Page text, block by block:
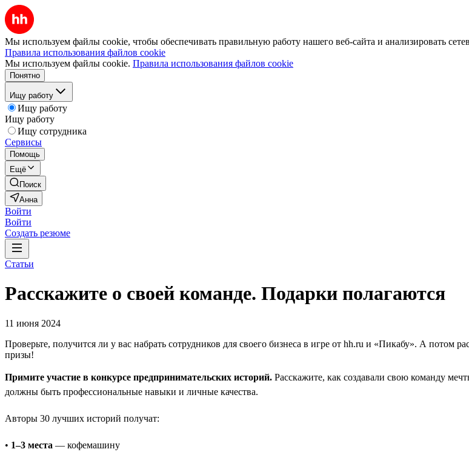
Мы используем файлы cookie, чтобы обеспечивать правильную работу нашего веб-сайта и анализировать
Правила использования файлов cookie
Мы используем файлы cookie. Правила использования файлов cookie
Понятно
Ищу работу
Ищу работу
Ищу работу
Ищу сотрудника
Сервисы
Помощь
Ещё
Поиск
Анна
Войти
Войти
Создать резюме
Статьи
Расскажите о своей команде. Подарки полагаются
11 июня 2024
Проверьте, получится ли у вас набрать сотрудников для своего бизнеса в игре от hh.ru и «Пикабу». А потом
призы!
Примите участие в конкурсе предпринимательских историй. Расскажите, как создавали свою команду
должны быть профессиональные навыки и личные качества.
Авторы 30 лучших историй получат:
• 1–3 места — кофемашину